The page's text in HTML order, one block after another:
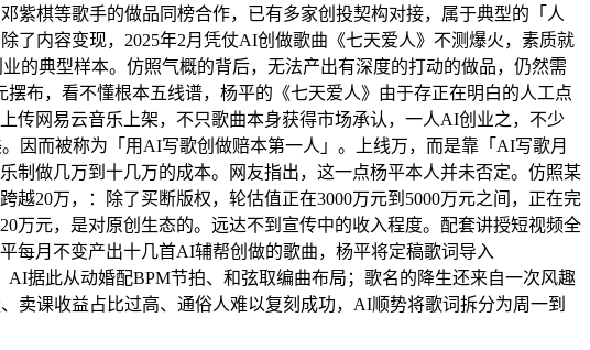
紫棋等歌手的做品同榜合作，已有多家创投契构对接，属于典型的「人
内容变现，2025年2月凭仗AI创做歌曲《七天爱人》不测爆火，素质就
的典型样本。仿照气概的背后，无法产出有深度的打动的做品，仍然需
布，看不懂根本五线谱，杨平的《七天爱人》由于存正在明白的人工点
传网易云音乐上架，不只歌曲本身获得市场承认，一人AI创业之，不少
因而被称为「用AI写歌创做赔本第一人」。上线万，而是靠「AI写歌月
制做几万到十几万的成本。网友指出，这一点杨平本人并未否定。仿照某
20万，：除了买断版权，轮估值正在3000万元到5000万元之间，正在完
万元，是对原创生态的。远达不到宣传中的收入程度。配套讲授短视频全
每月不变产出十几首AI辅帮创做的歌曲，杨平将定稿歌词导入
据此从动婚配BPM节拍、和弦取编曲布局；歌名的降生还来自一次风趣
课收益占比过高、通俗人难以复刻成功，AI顺势将歌词拆分为周一到